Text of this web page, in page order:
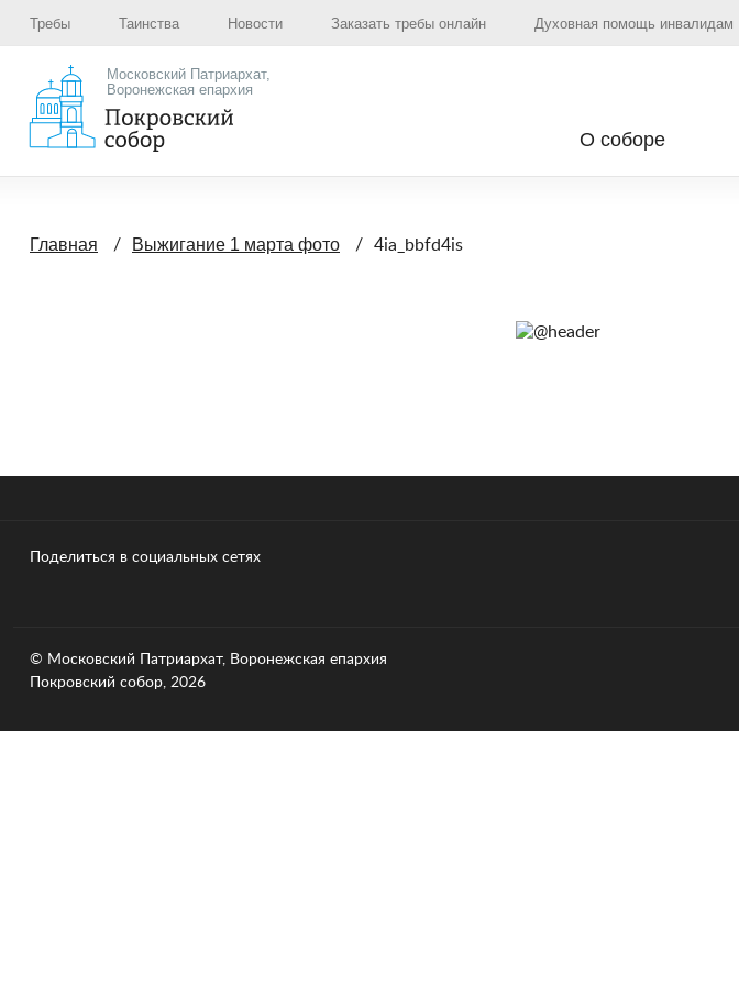
Требы Таинства Новости Заказать требы онлайн Духовная помощь инвалидам
Московский Патриархат,
Воронежская епархия
О соборе
Главная Выжигание 1 марта фото 4ia_bbfd4is
Поделиться в социальных сетях
© Московский Патриархат, Воронежcкая епархия
Покровский собор, 2026